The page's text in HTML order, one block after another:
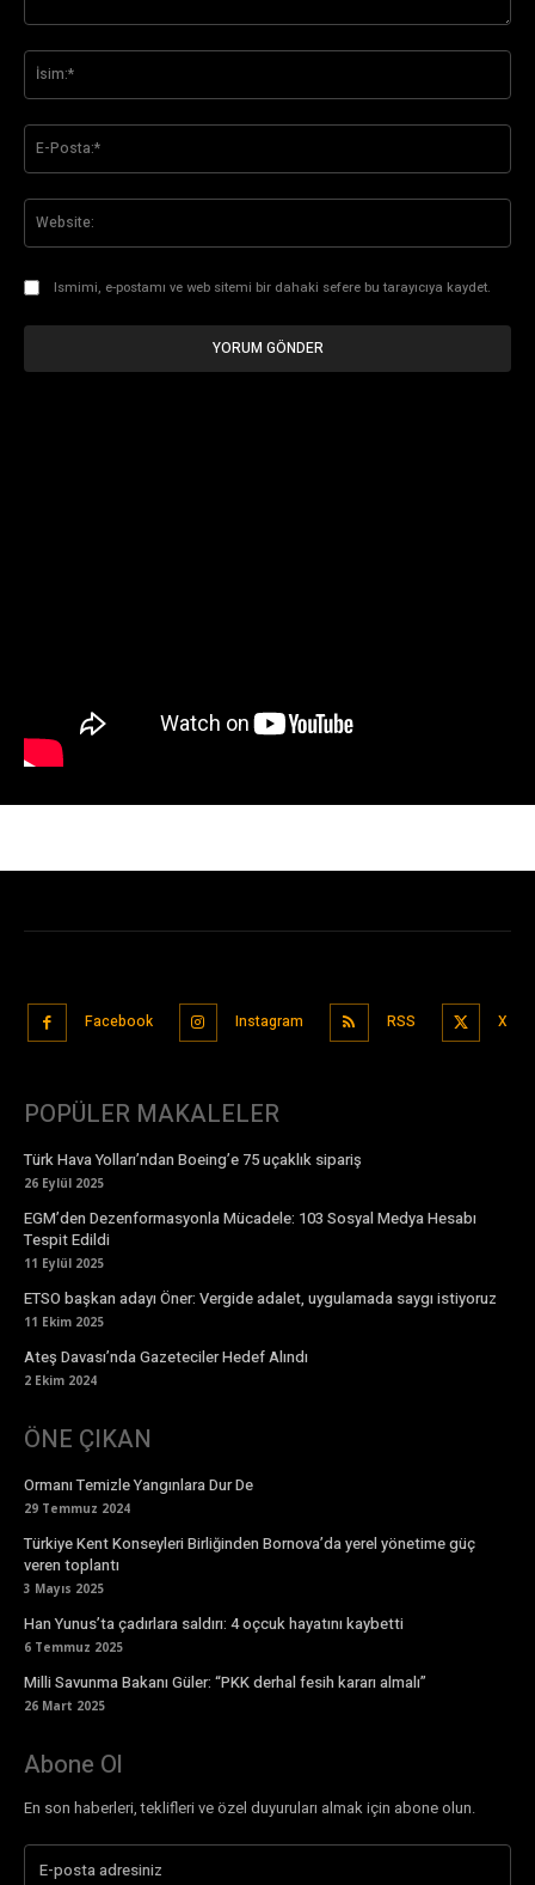
Facebook Instagram RSS X
POPÜLER MAKALELER
Türk Hava Yolları’ndan Boeing’e 75 uçaklık sipariş
26 Eylül 2025
EGM’den Dezenformasyonla Mücadele: 103 Sosyal Medya Hesabı
Tespit Edildi
11 Eylül 2025
ETSO başkan adayı Öner: Vergide adalet, uygulamada saygı istiyoruz
11 Ekim 2025
Ateş Davası’nda Gazeteciler Hedef Alındı
2 Ekim 2024
ÖNE ÇIKAN
Ormanı Temizle Yangınlara Dur De
29 Temmuz 2024
Türkiye Kent Konseyleri Birliğinden Bornova’da yerel yönetime güç
veren toplantı
3 Mayıs 2025
Han Yunus’ta çadırlara saldırı: 4 oçcuk hayatını kaybetti
6 Temmuz 2025
Milli Savunma Bakanı Güler: “PKK derhal fesih kararı almalı”
26 Mart 2025
Abone Ol
En son haberleri, teklifleri ve özel duyuruları almak için abone olun.